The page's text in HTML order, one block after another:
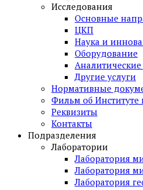
Исследования
Основные
ЦКП
Наука и
Оборудование
Другие услуги
Нормативные
Фильм об Институте
Реквизиты
Контакты
Подразделения
Лаборатории
Лаборатория
Лаборатория
Лаборатория